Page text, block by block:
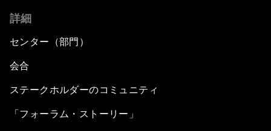
詳細
センター（部門）
会合
ステークホルダーのコミュニティ
「フォーラム・ストーリー」